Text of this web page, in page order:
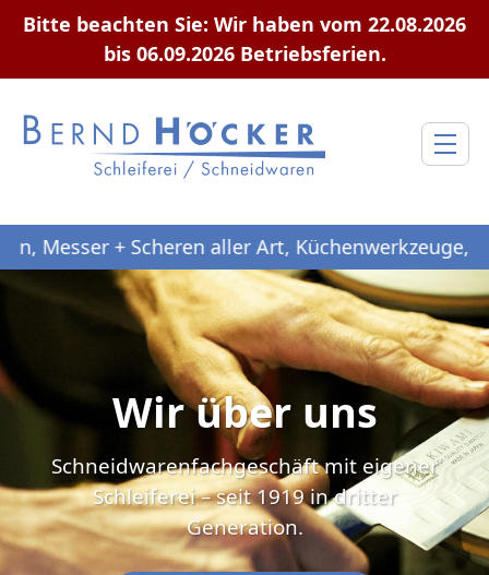
Bitte beachten Sie: Wir haben vom 22.08.2026
bis 06.09.2026 Betriebsferien.
+ Scheren aller Art, Küchenwerkzeuge,
Wir über uns
Schneidwarenfachgeschäft mit eigener
Schleiferei – seit 1919 in dritter
Generation.